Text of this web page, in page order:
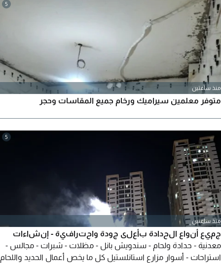
5
منذ ساعتين
متوفر معلمين سيراميك ورخام جميع المقاسات وحجر
5
منذ ساعتين
جميع أنواع الحدادة بأعلى جودة واحترافية - إنشاءات
معدنية - حدادة ولحام - سندويش بانل - مظلات - شبرات - مجالس -
استراحات - أسوار مزارع استانلستيل كل ما يخص أعمال الحديد واللحام